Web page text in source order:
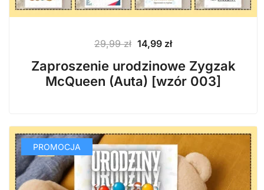
29,99zł Pierwotna
cena
wynosiła:
29,99 zł.
14,99 złAktualna
cena
wynosi:
14,99 zł.
Zaproszenie urodzinowe Zygzak
McQueen (Auta) [wzór 003]
PROMOCJA